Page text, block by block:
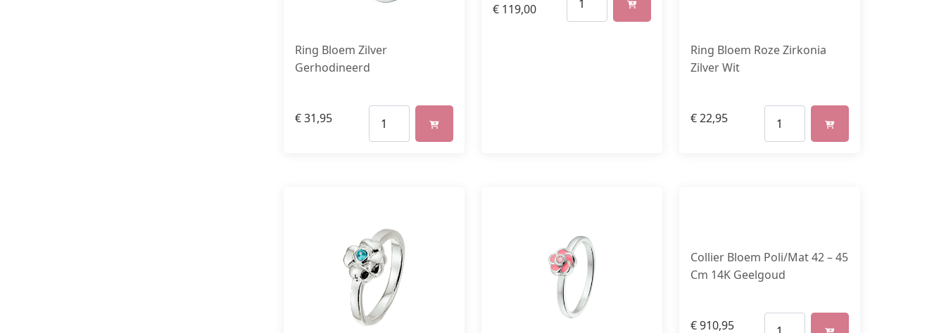
Ring Bloem Zilver
Gerhodineerd
€31,95
€119,00
Ring Bloem Roze Zirkonia
Zilver Wit
€22,95
Collier Bloem Poli/Mat 42 – 45
Cm 14K Geelgoud
€910,95